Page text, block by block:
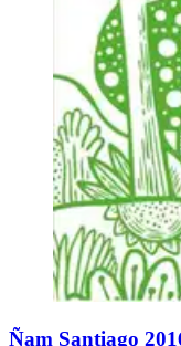
Ñam Santiago